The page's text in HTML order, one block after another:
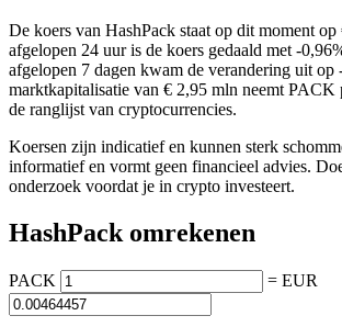
De koers van HashPack staat op dit moment
afgelopen 24 uur is de koers gedaald met -
afgelopen 7 dagen kwam de verandering uit op
marktkapitalisatie van € 2,95 mln neemt PACK
de ranglijst van cryptocurrencies.
Koersen zijn indicatief en kunnen sterk
informatief en vormt geen financieel advies.
onderzoek voordat je in crypto investeert.
HashPack omrekenen
PACK = EUR